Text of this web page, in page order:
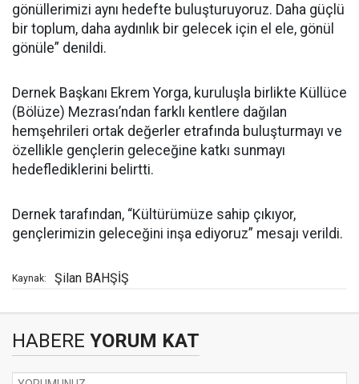
gönüllerimizi aynı hedefte buluşturuyoruz. Daha güçlü
bir toplum, daha aydınlık bir gelecek için el ele, gönül
gönüle” denildi.
Dernek Başkanı Ekrem Yorga, kuruluşla birlikte Küllüce
(Bölüze) Mezrası’ndan farklı kentlere dağılan
hemşehrileri ortak değerler etrafında buluşturmayı ve
özellikle gençlerin geleceğine katkı sunmayı
hedeflediklerini belirtti.
Dernek tarafından, “Kültürümüze sahip çıkıyor,
gençlerimizin geleceğini inşa ediyoruz” mesajı verildi.
Kaynak: Şilan BAHŞİŞ
HABERE YORUM KAT